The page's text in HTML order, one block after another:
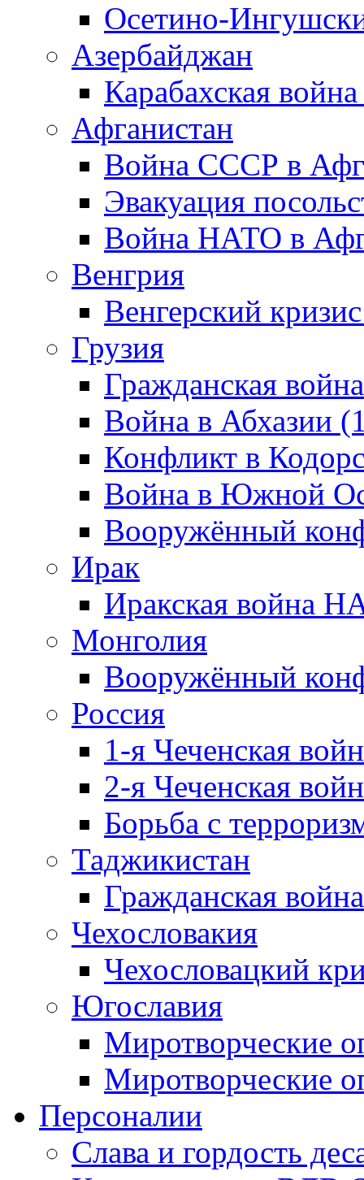
Осетино-
Азербайджан
Карабахская
Афганистан
Война СССР в
Эвакуация
Война НАТО в
Венгрия
Венгерский
Грузия
Гражданская
Война в Абхазии
Конфликт в
Война в Южной
Вооружённый
Ирак
Иракская война
Монголия
Вооружённый
Россия
1-я Чеченская
2-я Чеченская
Борьба с
Таджикистан
Гражданская
Чехословакия
Чехословацкий
Югославия
Миротворческие
Миротворческие
Персоналии
Слава и гордость